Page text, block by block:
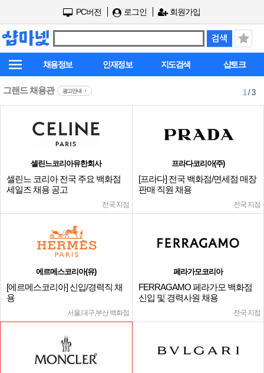
PC버전 로그인 회원가입
채용정보 인재정보 지도검색 샵토크
그랜드 채용관 광고안내 1/ 3
셀린느코리아유한회사
셀린느 코리아 전국 주요 백화점
세일즈 채용 공고
전국 지점
프라다코리아(주)
[프라다] 전국 백화점/면세점 매장
판매 직원 채용
전국 지점
에르메스코리아(유)
[에르메스코리아] 신입/경력직 채
용
서울,대구,부산 백화점
페라가모코리아
FERRAGAMO 페라가모 백화점
신입 및 경력사원 채용
전국 지점